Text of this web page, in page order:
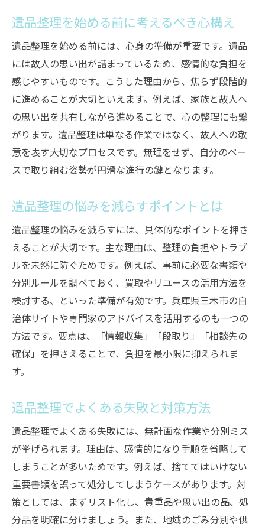
遺品整理に必要な道具と準備方法
遺品整理の作業を分担するコツとは
自分で遺品整理する際の心構えを知る
遺品整理の供養やお焚き上げの方法を徹底解説
遺品整理時の供養方法と選び方のポイント
お焚き上げを依頼する際の注意点と流れ
遺品整理で供養が必要な品目とは何か
遺品整理後の心の整理と供養のすすめ
遺品整理の供養を安心して行うための知識
遺品整理で出た不要品の分別方法を解説
遺品整理時のゴミ処分ルールの押さえ方
遺品整理で大型家具を処分する際の注意
遺品整理の不用品回収サービス利用の流れ
遺品整理とリサイクル活用のポイント
遺品整理で効率よく処分するための工夫
価値ある遺品の見極めと買取・リユースのコツ
遺品整理の買取相談を活用するメリット
リユースを意識した遺品整理の進め方
遺品整理で売却可能な品の判断基準
遺品整理で高く売れる品の特徴とは
遺品整理後のリユース先選びのポイント
精神的負担を減らす遺品整理の進め方とは
遺品整理を始める前に考えるべき心構え
遺品整理を始める前には、心身の準備が重要です。遺品
には故人の思い出が詰まっているため、感情的な負担を
感じやすいものです。こうした理由から、焦らず段階的
に進めることが大切といえます。例えば、家族と故人へ
の思い出を共有しながら進めることで、心の整理にも繋
がります。遺品整理は単なる作業ではなく、故人への敬
意を表す大切なプロセスです。無理をせず、自分のペー
スで取り組む姿勢が円滑な進行の鍵となります。
遺品整理の悩みを減らすポイントとは
遺品整理の悩みを減らすには、具体的なポイントを押さ
えることが大切です。主な理由は、整理の負担やトラブ
ルを未然に防ぐためです。例えば、事前に必要な書類や
分別ルールを調べておく、買取やリユースの活用方法を
検討する、といった準備が有効です。兵庫県三木市の自
治体サイトや専門家のアドバイスを活用するのも一つの
方法です。要点は、「情報収集」「段取り」「相談先の
確保」を押さえることで、負担を最小限に抑えられま
す。
遺品整理でよくある失敗と対策方法
遺品整理でよくある失敗には、無計画な作業や分別ミス
が挙げられます。理由は、感情的になり手順を省略して
しまうことが多いためです。例えば、捨ててはいけない
重要書類を誤って処分してしまうケースがあります。対
策としては、まずリスト化し、貴重品や思い出の品、処
分品を明確に分けましょう。また、地域のごみ分別や供